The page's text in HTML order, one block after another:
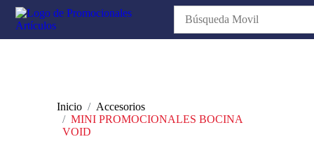
Inicio
Accesorios
MINI PROMOCIONALES BOCINA
VOID